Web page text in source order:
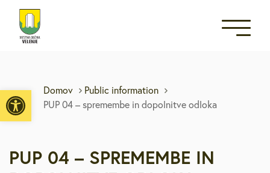
Open toolbar
Domov
Public information
PUP 04 – spremembe in dopolnitve odloka
PUP 04 – SPREMEMBE IN